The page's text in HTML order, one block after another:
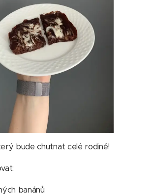
bude chutnat celé rodině!
banánů